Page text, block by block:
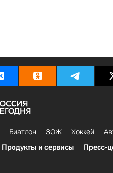
Биатлон ЗОЖ Хоккей
Продукты и сервисы Пресс-